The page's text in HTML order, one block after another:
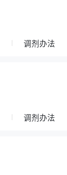
调剂办法
调剂办法